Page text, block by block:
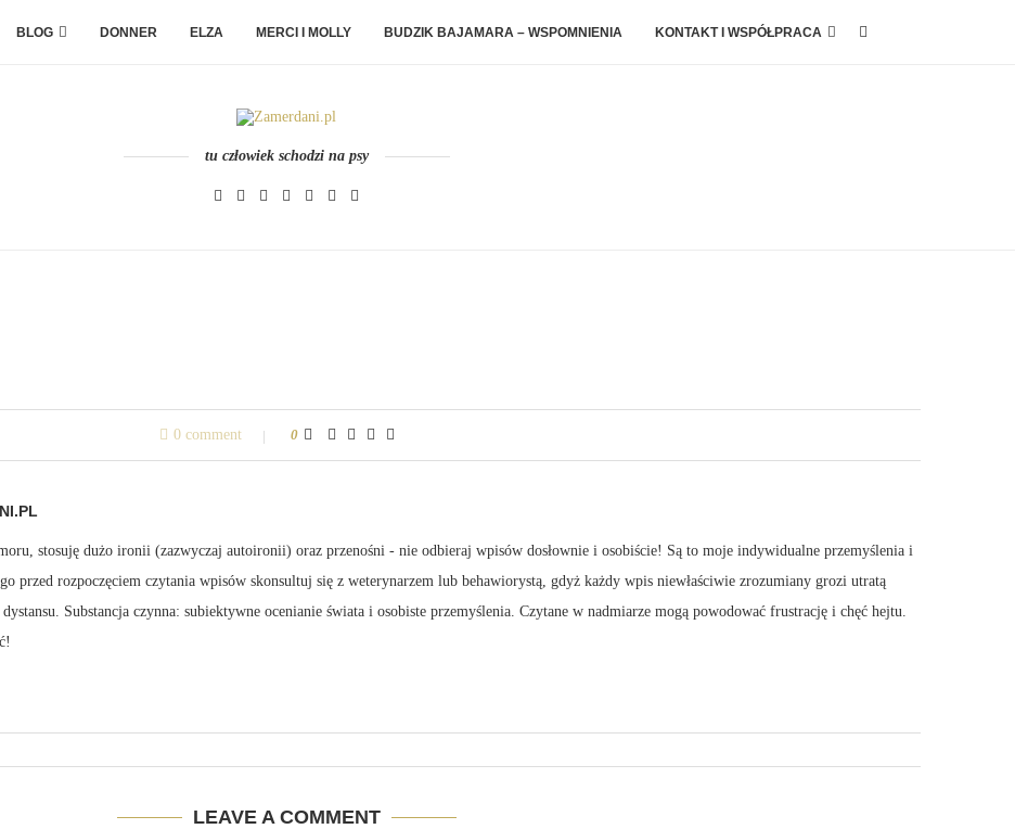
BLOG DONNER ELZA MERCI I MOLLY BUDZIK BAJAMARA – WSPOMNIENIA KONTAKT I WSPÓŁPRACA
tu człowiek schodzi na psy
0 comment 0
stosuję dużo ironii (zazwyczaj autoironii) oraz przenośni - nie odbieraj wpisów dosłownie i osobiście! Są to moje indywidualne przemyślenia i
przed rozpoczęciem czytania wpisów skonsultuj się z weterynarzem lub behawiorystą, gdyż każdy wpis niewłaściwie zrozumiany grozi utratą
Substancja czynna: subiektywne ocenianie świata i osobiste przemyślenia. Czytane w nadmiarze mogą powodować frustrację i chęć hejtu.
LEAVE A COMMENT